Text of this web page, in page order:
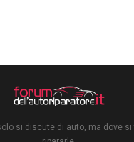
si discute di auto, ma dove